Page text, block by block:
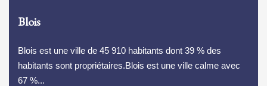
Blois
Blois est une ville de 45 910 habitants dont 39 % des
habitants sont propriétaires.Blois est une ville calme avec
67 %...